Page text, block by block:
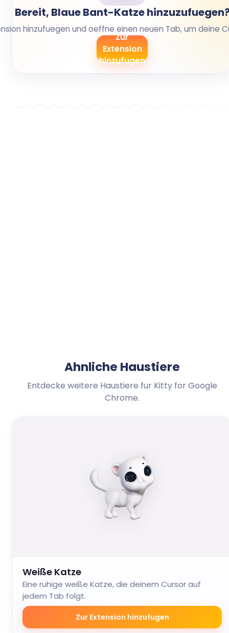
Bereit, Blaue Bant-Katze
hinzufuegen und oeffne einen neuen Tab, um deine
Zur
Extension
hinzufugen
Ahnliche Haustiere
Entdecke weitere Haustiere fur Kitty for Google
Chrome.
Weiße Katze
Eine ruhige weiße Katze, die deinem Cursor auf
jedem Tab folgt.
Zur Extension hinzufugen